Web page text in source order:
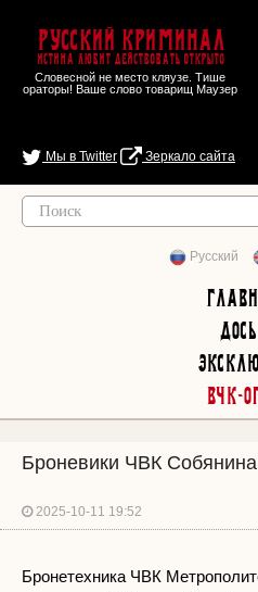
Русский Криминал
Истина любит действовать открыто
Словесной не место кляузе. Тише
ораторы! Ваше слово товарищ Маузер
Мы в Twitter Зеркало сайта
Русский
ВЧК-
Броневики ЧВК Собянина
2025-10-11 19:52
Бронетехника ЧВК